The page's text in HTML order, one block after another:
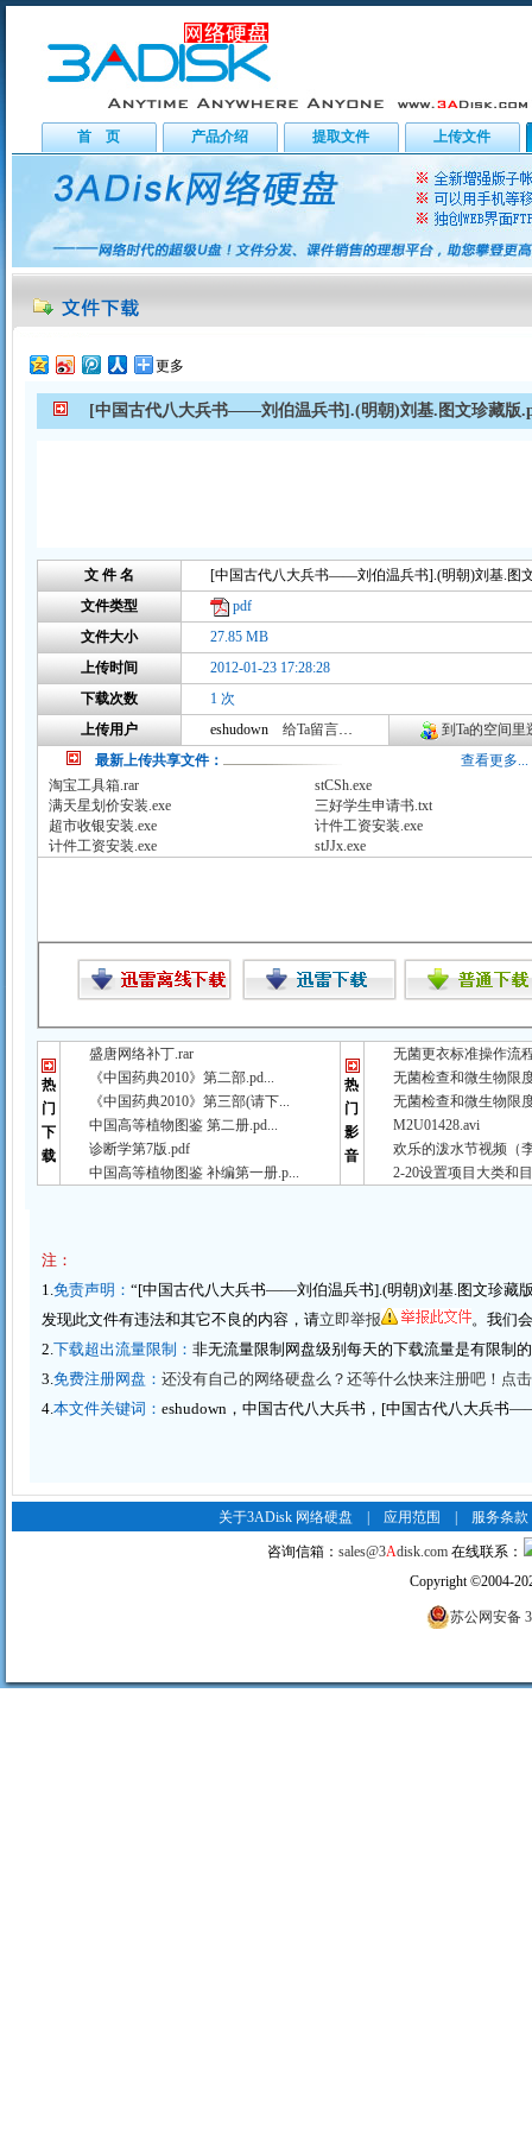
首 页 产品介绍 提取文件 上传文件
更多
[中国古代八大兵书——刘伯温兵书].(明朝)刘基.图文珍藏版
文 件 名
文件类型
pdf
文件大小
27.85 MB
上传时间
2012-01-23 17:28:28
下载次数
1 次
上传用户
eshudown 给Ta留言咨询
到Ta的空间里
最新上传共享文件：
查看更多...
淘宝工具箱.rar
stCSh.exe
满天星划价安装.exe
三好学生申请书.txt
超市收银安装.exe
计件工资安装.exe
计件工资安装.exe
stJJx.exe
热
门
下
载
盛唐网络补丁.rar
《中国药典2010》第二部.pd...
《中国药典2010》第三部(请下...
中国高等植物图鉴 第二册.pd...
诊断学第7版.pdf
中国高等植物图鉴 补编第一册.p...
热
门
影
音
无菌更衣标准操作流
无菌检查和微生物限
无菌检查和微生物限
M2U01428.avi
欢乐的泼水节视频（
2-20设置项目大类和
注：
1.免责声明：“[中国古代八大兵书——刘伯温兵书].(明朝)刘基.图文珍藏
发现此文件有违法和其它不良的内容，请立即举报
。我们
2.下载超出流量限制：非无流量限制网盘级别每天的下载流量是有限制
3.免费注册网盘：还没有自己的网络硬盘么？还等什么快来注册吧！点
4.本文件关键词：eshudown，中国古代八大兵书，[中国古代八大兵书
关于3ADisk 网络硬盘 |应用范围 服务条款
咨询信箱：sales@3Adisk.com 在线联系：
Copyright©2004-
苏公网安备